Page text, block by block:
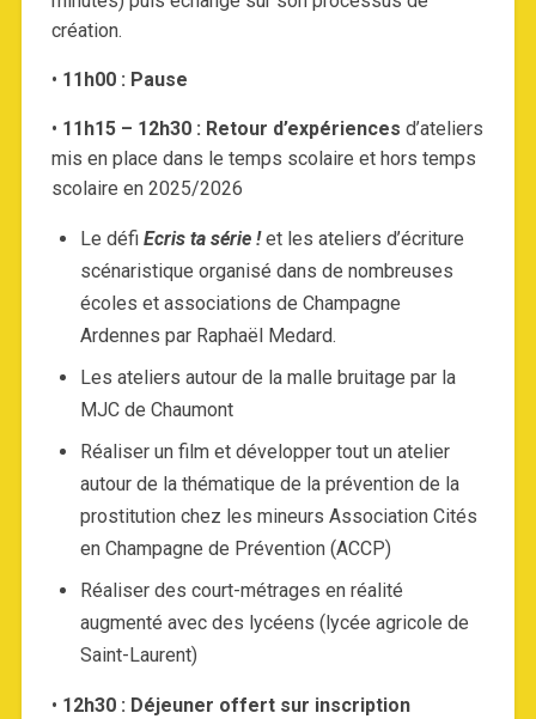
création.
• 11h00 : Pause
• 11h15 – 12h30 : Retour d’expériences d’ateliers
mis en place dans le temps scolaire et hors temps
scolaire en 2025/2026
Le défi Ecris ta série !et les ateliers d’écriture
scénaristique organisé dans de nombreuses
écoles et associations de Champagne
Ardennes par Raphaël Medard.
Les ateliers autour de la malle bruitage par la
MJC de Chaumont
Réaliser un film et développer tout un atelier
autour de la thématique de la prévention de la
prostitution chez les mineurs Association Cités
en Champagne de Prévention (ACCP)
Réaliser des court-métrages en réalité
augmenté avec des lycéens (lycée agricole de
Saint-Laurent)
• 12h30 : Déjeuner offert sur inscription